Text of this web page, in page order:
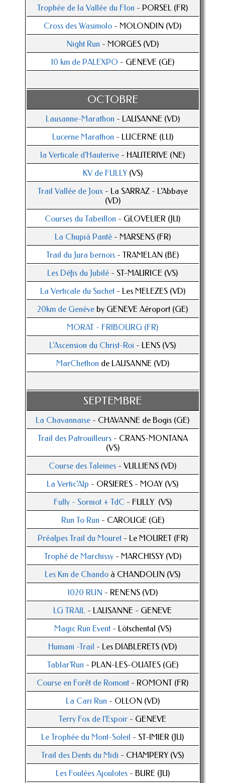
Trophée de la Vallée du Flon - PORSEL (FR)
Cross des Wasimolo - MOLONDIN (VD)
Night Run - MORGES (VD)
10 km de PALEXPO - GENEVE (GE)
OCTOBRE
Lausanne-Marathon - LAUSANNE (VD)
Lucerne Marathon - LUCERNE (LU)
la Verticale d'Hauterive - HAUTERIVE (NE)
KV de FULLY(VS)
Trail Vallée de Joux- La SARRAZ - L'Abbaye
(VD)
Courses du Tabeillon - GLOVELIER (JU)
La Chupià Pantè- MARSENS (FR)
Trail du Jura bernois - TRAMELAN (BE)
Les Défis du Jubilé - ST-MAURICE (VS)
La Verticale du Suchet- Les MELEZES (VD)
20km de Genève by GENEVE Aéroport (GE)
MORAT - FRIBOURG (FR)
L'Ascension du Christ-Roi - LENS (VS)
MarChethon de LAUSANNE (VD)
SEPTEMBRE
La Chavannaise - CHAVANNE de Bogis (GE)
Trail des Patrouilleurs - CRANS-MONTANA
(VS)
Course des Taleines - VULLIENS (VD)
La Vertic'Alp - ORSIERES - MOAY (VS)
Fully - Sorniot + TdC- FULLY (VS)
Run To Run - CAROUGE (GE)
Préalpes Trail du Mouret- Le MOURET (FR)
Trophé de Marchissy- MARCHISSY (VD)
Les Km de Chando à CHANDOLIN (VS)
1020 RUN - RENENS (VD)
LG TRAIL - LAUSANNE - GENEVE
Magic Run Event- Lötschental (VS)
Humani -Trail - Les DIABLERETS (VD)
Tablar'Run - PLAN-LES-OUATES (GE)
Course en Forêt de Romont - ROMONT (FR)
La Cari Run - OLLON (VD)
Terry Fox de l’Espoir - GENEVE
Le Trophée du Mont-Soleil - ST-IMIER (JU)
Trail des Dents du Midi - CHAMPERY (VS)
Les Foulées Ajoulotes - BURE (JU)